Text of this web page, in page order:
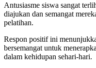
Antusiasme siswa sangat
diajukan dan semangat
pelatihan.
Respon positif ini
bersemangat untuk
dalam kehidupan sehari-hari.